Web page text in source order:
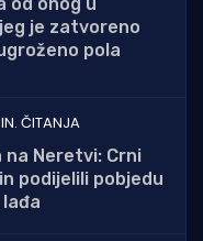
od onog u
je zatvoreno
pola
ČITANJA
na Neretvi: Crni
podijelili pobjedu